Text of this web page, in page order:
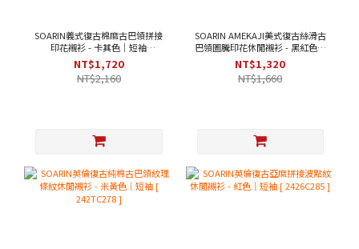
SOARIN義式復古棉麻古巴領拼接
印花襯衫 - 卡其色｜短袖
[2527C425]
NT$1,720
NT$2,160
SOARIN AMEKAJI美式復古絲滑古
巴領圖騰印花休閒襯衫 - 黑紅色｜
短袖 [ 212C426 ]
NT$1,320
NT$1,660